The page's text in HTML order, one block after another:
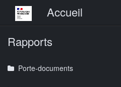
Menu principalAccueil
Rapports
Porte-documents